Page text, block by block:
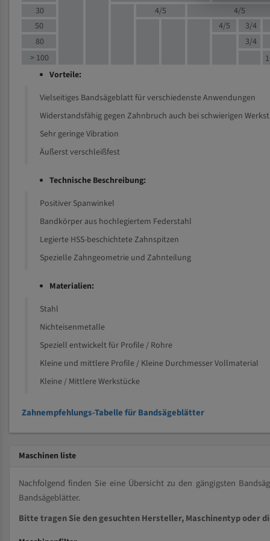
30
4/5 4/5
50
4/5 3/4
80
3/4
> 100
Vorteile:
Vielseitiges Bandsägeblatt für verschiedenste Anwendungen
Widerstandsfähig gegen Zahnbruch auch bei schwierigen
Sehr geringe Vibration
Äußerst verschleißfest
Technische Beschreibung:
Positiver Spanwinkel
Bandkörper aus hochlegiertem Federstahl
Legierte HSS-beschichtete Zahnspitzen
Spezielle Zahngeometrie und Zahnteilung
Materialien:
Stahl
Nichteisenmetalle
Speziell entwickelt für Profile / Rohre
Kleine und mittlere Profile / Kleine Durchmesser Vollmaterial
Kleine / Mittlere Werkstücke
Zahnempfehlungs-Tabelle für Bandsägeblätter
Maschinen liste
Nachfolgend finden Sie eine Übersicht zu den gängigsten
Bandsägeblätter.
Bitte tragen Sie den gesuchten Hersteller, Maschinentyp oder